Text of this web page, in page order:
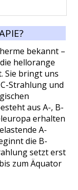
bekannt –
hellorange
Sie bringt uns
Strahlung und
aus A-, B-
erhalten
A-
die B-
setzt erst
zum Äquator